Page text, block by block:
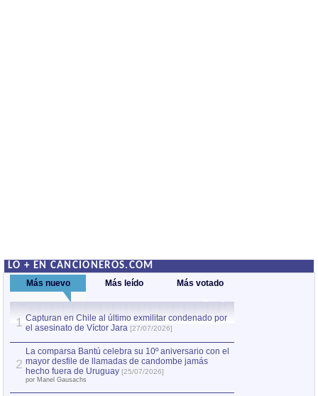
LO + EN CANCIONEROS.COM
Más nuevo Más leído Más votado
1 Capturan en Chile al último exmilitar condenado por
el asesinato de Víctor Jara [27/07/2026]
2
La comparsa Bantú celebra su 10º aniversario con el
mayor desfile de llamadas de candombe jamás
hecho fuera de Uruguay [25/07/2026]
por Manel Gausachs